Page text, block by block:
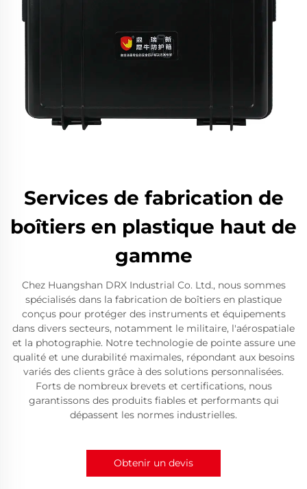
Services de fabrication de
boîtiers en plastique haut de
gamme
Chez Huangshan DRX Industrial Co. Ltd., nous sommes
spécialisés dans la fabrication de boîtiers en plastique
conçus pour protéger des instruments et équipements
dans divers secteurs, notamment le militaire, l'aérospatiale
et la photographie. Notre technologie de pointe assure une
qualité et une durabilité maximales, répondant aux besoins
variés des clients grâce à des solutions personnalisées.
Forts de nombreux brevets et certifications, nous
garantissons des produits fiables et performants qui
dépassent les normes industrielles.
Obtenir un devis